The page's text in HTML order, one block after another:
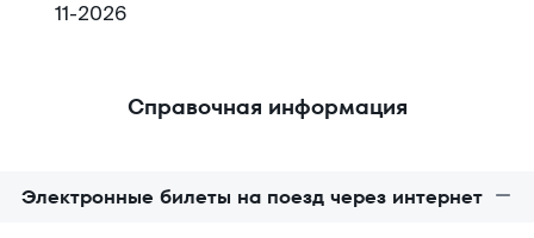
11-2026
Справочная информация
Электронные билеты на поезд через интернет